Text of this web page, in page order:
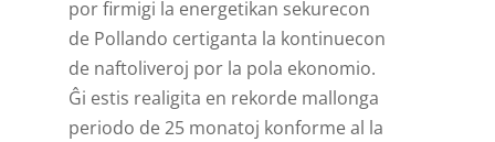
por firmigi la energetikan sekurecon
de Pollando certiganta la kontinuecon
de naftoliveroj por la pola ekonomio.
Ĝi estis realigita en rekorde mallonga
periodo de 25 monatoj konforme al la